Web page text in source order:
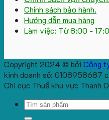
Chính sách bảo hành.
Hướng dẫn mua hàng
Làm việc: Từ 8:00 -
Copyright 2024 © bởi Công
kinh doanh số: 0108958687
Chi cục Thuế khu vực Thanh
Search